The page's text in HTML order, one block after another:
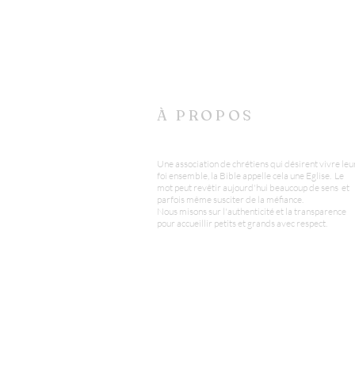
À PROPOS
Une association de chrétiens qui désirent vivre
foi ensemble, la Bible appelle cela une Eglise. Le
mot peut revêtir aujourd'hui beaucoup de sens et
parfois même susciter de la méfiance.
Nous misons sur l'authenticité et la transparence
pour accueillir petits et grands avec respect.